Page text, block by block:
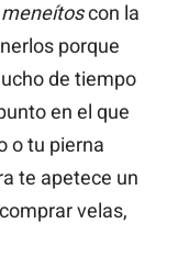
meneítoscon la
porque
de tiempo
en el que
o tu pierna
te apetece un
velas,